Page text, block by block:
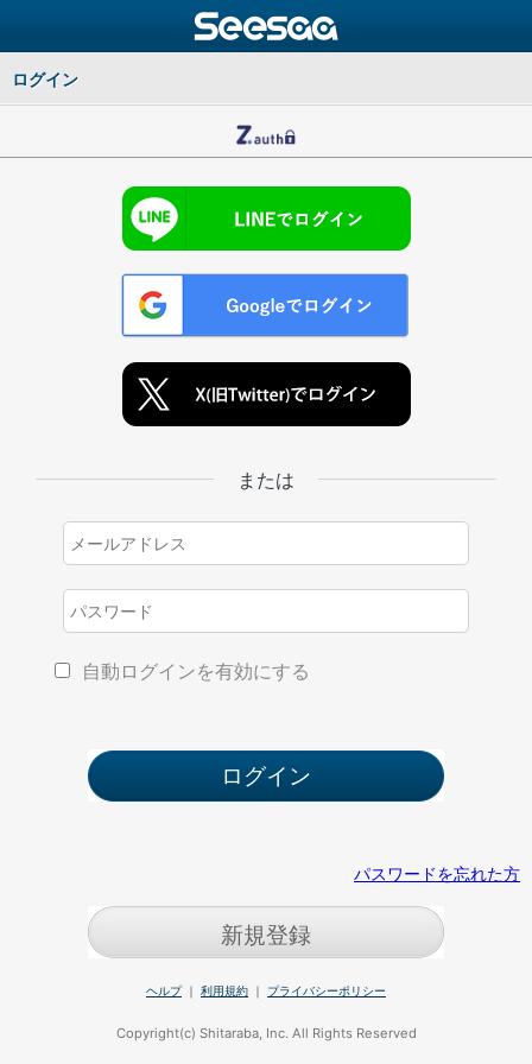
ログイン
または
自動ログインを有効にする
パスワードを忘れた方
新規登録
ヘルプ｜ 利用規約 ｜ プライバシーポリシー
Copyright(c) Shitaraba, Inc. All Rights Reserved